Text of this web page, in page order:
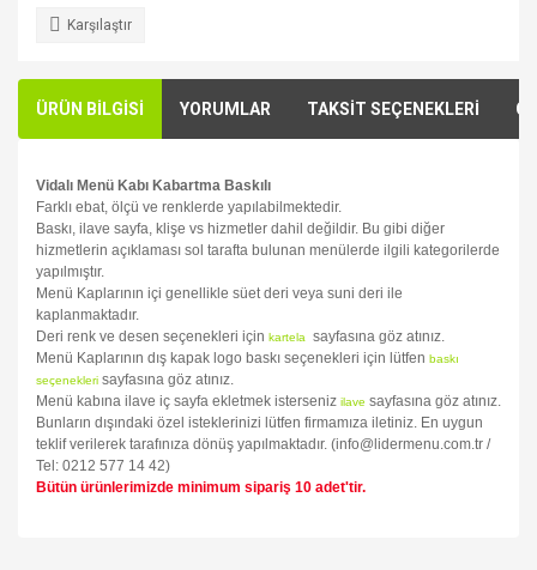
Karşılaştır
ÜRÜN BİLGİSİ YORUMLAR TAKSİT SEÇENEKLERİ
Vidalı Menü Kabı Kabartma Baskılı
Farklı ebat, ölçü ve renklerde yapılabilmektedir.
Baskı, ilave sayfa, klişe vs hizmetler dahil değildir. Bu gibi diğer
hizmetlerin açıklaması sol tarafta bulunan menülerde ilgili kategorilerde
yapılmıştır.
Menü Kaplarının içi genellikle süet deri veya suni deri ile
kaplanmaktadır.
Deri renk ve desen seçenekleri için kartela
sayfasına göz atınız.
Menü Kaplarının dış kapak logo baskı seçenekleri için lütfen baskı
seçenekleri sayfasına göz atınız.
Menü kabına ilave iç sayfa ekletmek isterseniz ilave sayfasına göz atınız.
Bunların dışındaki özel isteklerinizi lütfen firmamıza iletiniz. En uygun
teklif verilerek tarafınıza dönüş yapılmaktadır. (info@lidermenu.com.tr /
Tel: 0212 577 14 42)
Bütün ürünlerimizde minimum sipariş 10 adet'tir.